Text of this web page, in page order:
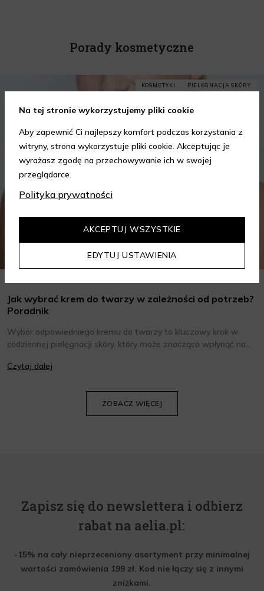
Porady kosmetyczne
KOSMETYKI PIELĘGNACJA SKÓRY
Jak wybrać krem do twarzy w zależności od potrzeb?
Poradnik
Wybór odpowiedniego kremu do twarzy to kluczowy krok w
codziennej pielęgnacji skóry, który może znacząco wpłynąć na
oraz wiedzieć, jak dopasować je do potrzeb własnej skóry.
Czytaj dalej
ZOBACZ WIĘCEJ
Zapisz się do newslettera i odbierz
rabat na aelia.pl:
-15% na cały nieprzeceniony asortyment przy minimalnej
wartości zamówienia 199 zł. Kod nie łączy się z innymi
zniżkami.
Na tej stronie wykorzystujemy pliki cookie
Aby zapewnić Ci najlepszy komfort podczas korzystania z
witryny, strona wykorzystuje pliki cookie. Akceptując je
wyrażasz zgodę na przechowywanie ich w swojej
przeglądarce.
Polityka prywatności
EDYTUJ USTAWIENIA
AKCEPTUJ WSZYSTKIE